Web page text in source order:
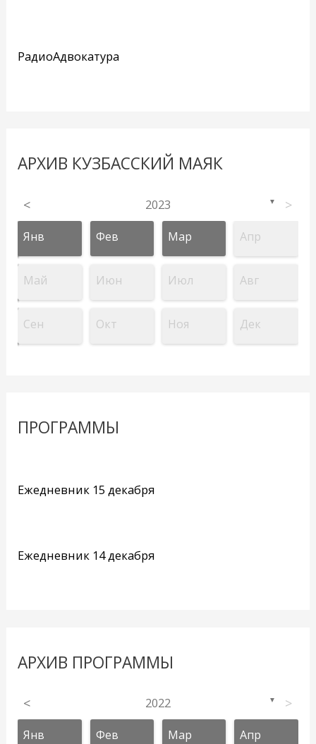
РадиоАдвокатура
АРХИВ КУЗБАССКИЙ МАЯК
< 2023 ▼ >
Янв Фев Мар Апр
Май Июн Июл Авг
Сен Окт Ноя Дек
ПРОГРАММЫ
Ежедневник 15 декабря
Ежедневник 14 декабря
АРХИВ ПРОГРАММЫ
< 2022 ▼ >
Янв Фев Мар Апр